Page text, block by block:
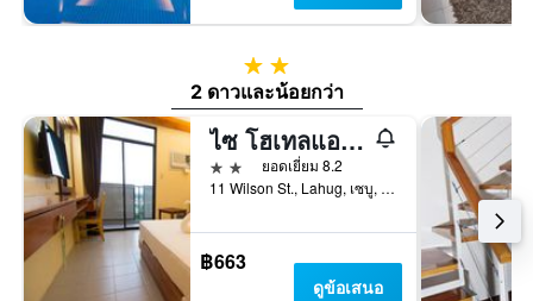
2 ดาว
2 ดาวและน้อยกว่า
ไซ โฮเทลแอนด์เรสซิเดนเซส
2 ดาว
ยอดเยี่ยม 8.2
11 Wilson St., Lahug, เซบู, ฟิลิปปินส์
฿663
ดูข้อเสนอ